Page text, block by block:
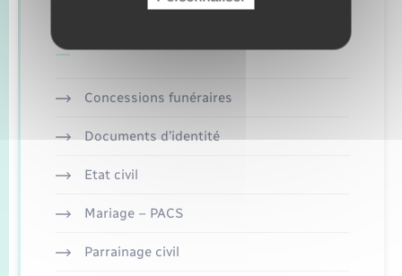
Concessions funéraires
Documents d’identité
Etat civil
Mariage – PACS
Parrainage civil